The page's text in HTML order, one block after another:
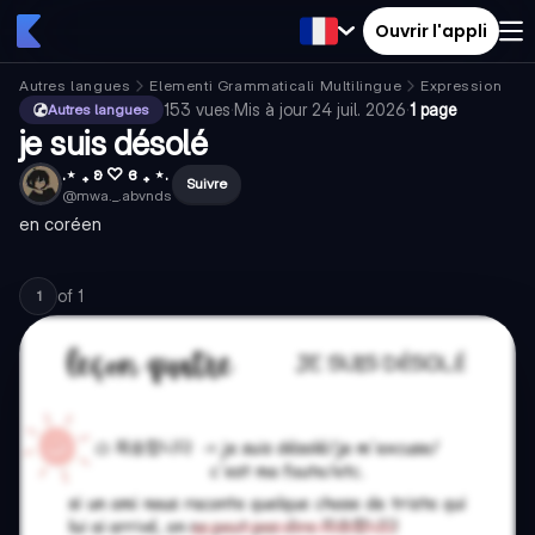
Ouvrir l'appli
Autres langues Elementi Grammaticali Multilingue
Expressions
Autres langues
153 vues·Mis à jour 24 juil. 2026·1 page
je suis désolé
.⋆ ₊ ʚ ♡ ɞ ₊ ⋆.
@mwa._.abvnds
Suivre
en coréen
1 of 1